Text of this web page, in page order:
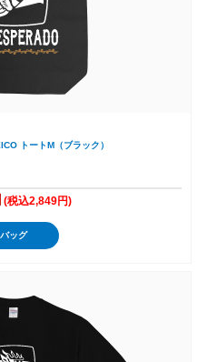
トートM（ブラック）
(税込2,849円)
バッグ